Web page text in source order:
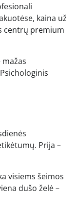
kaina už
centrų premium
Prija –
visiems šeimos
dušo želė –